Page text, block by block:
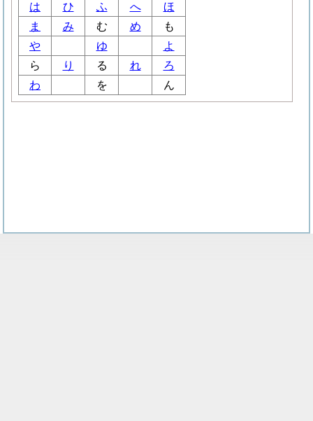
は
ひ ふ へ
ほ
ま
み む め
も
や
ゆ
よ
ら
り る れ
ろ
わ
を ん